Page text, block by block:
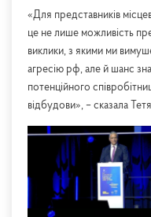
«Для представників
це не лише можливість
виклики, з якими ми
агресію рф, але й шанс
потенційного
відбудови», – сказала